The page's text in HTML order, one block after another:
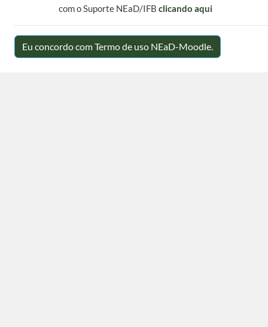
com o Suporte NEaD/IFB clicando aqui
Eu concordo com Termo de uso NEaD-Moodle.